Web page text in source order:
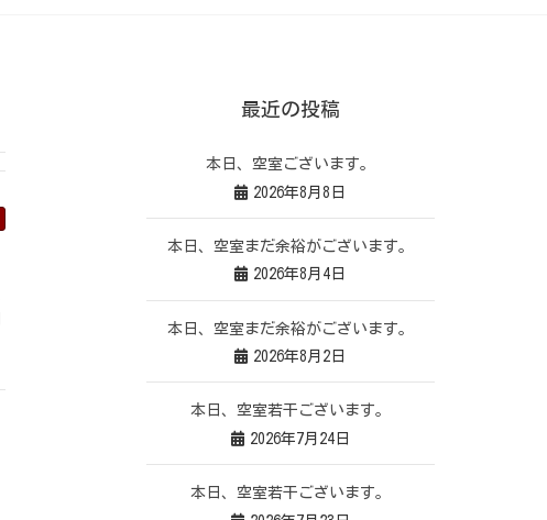
最近の投稿
本日、空室ございます。
2026年8月8日
本日、空室まだ余裕がございます。
2026年8月4日
本日、空室まだ余裕がございます。
2026年8月2日
本日、空室若干ございます。
2026年7月24日
本日、空室若干ございます。